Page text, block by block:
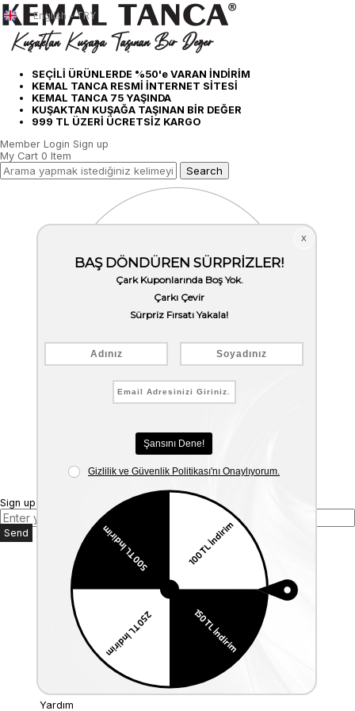
SEÇİLİ ÜRÜNLERDE %50'e VARAN İNDİRİM
KEMAL TANCA RESMİ İNTERNET SİTESİ
KEMAL TANCA 75 YAŞINDA
KUŞAKTAN KUŞAĞA TAŞINAN BİR DEĞER
999 TL ÜZERİ ÜCRETSİZ KARGO
English - TRY
Member Login Sign up
My Cart 0 Item
Sign up for our E-mail Newsletter
Send
Kurumsal
Anasayfa
Hakkımızda
Mağazalarımız
Bize Ulaşın
Müşteri İlişkileri
Üyelik
İade ve Değişim
Kargo & Teslimat
Yardım